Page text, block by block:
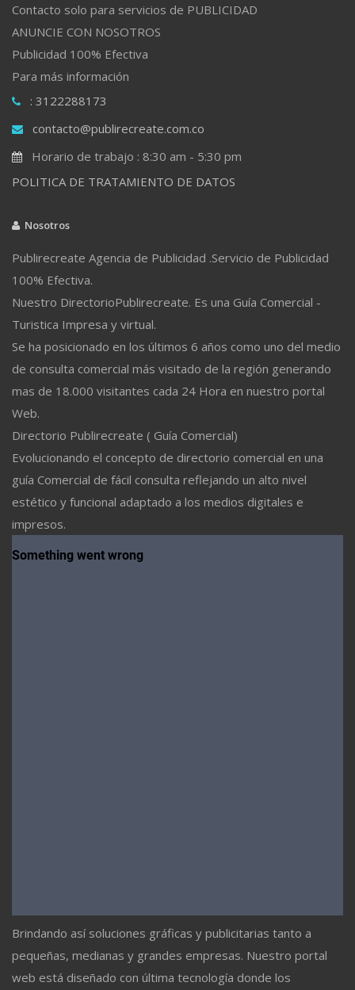
Contacto solo para servicios de PUBLICIDAD
ANUNCIE CON NOSOTROS
Publicidad 100% Efectiva
Para más información
: 3122288173
contacto@publirecreate.com.co
Horario de trabajo : 8:30 am - 5:30 pm
POLITICA DE TRATAMIENTO DE DATOS
Nosotros
Publirecreate Agencia de Publicidad .Servicio de Publicidad
100% Efectiva.
Nuestro DirectorioPublirecreate. Es una Guía Comercial -
Turistica Impresa y virtual.
Se ha posicionado en los últimos 6 años como uno del medio
de consulta comercial más visitado de la región generando
mas de 18.000 visitantes cada 24 Hora en nuestro portal
Web.
Directorio Publirecreate ( Guía Comercial)
Evolucionando el concepto de directorio comercial en una
guía Comercial de fácil consulta reflejando un alto nivel
estético y funcional adaptado a los medios digitales e
impresos.
Brindando así soluciones gráficas y publicitarias tanto a
pequeñas, medianas y grandes empresas. Nuestro portal
web está diseñado con última tecnología donde los